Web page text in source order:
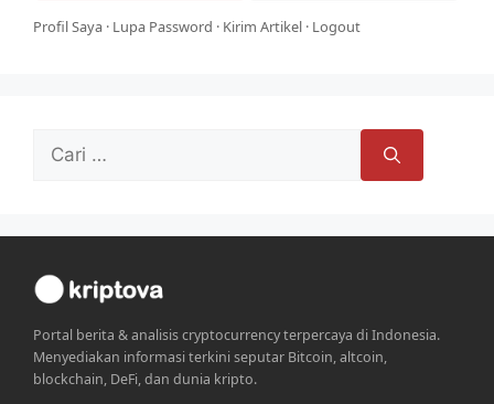
Profil Saya · Lupa Password · Kirim Artikel · Logout
Cari
Portal berita & analisis cryptocurrency terpercaya di Indonesia.
Menyediakan informasi terkini seputar Bitcoin, altcoin,
blockchain, DeFi, dan dunia kripto.